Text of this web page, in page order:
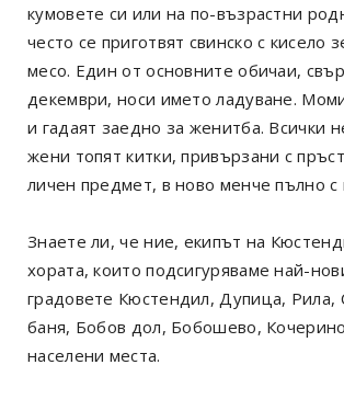
кумовете си или на по-възрастни
често се приготвят свинско с кисело
месо. Един от основните обичаи,
декември, носи името ладуване.
и гадаят заедно за женитба. Всички
жени топят китки, привързани с
личен предмет, в ново менче пълно с
Знаете ли, че ние, екипът на
хората, които подсигуряваме най-
градовете Кюстендил, Дупица, Рила,
баня, Бобов дол, Бобошево,
населени места.